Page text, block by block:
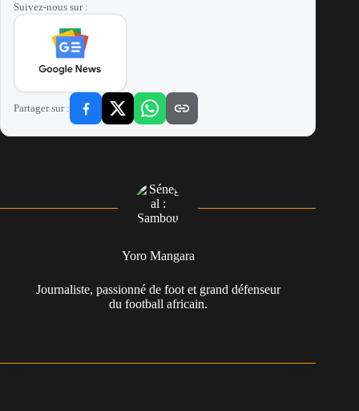
Suivez-nous sur :
Partager sur :
Yoro Mangara
Journaliste, passionné de foot et grand défenseur
du football africain.